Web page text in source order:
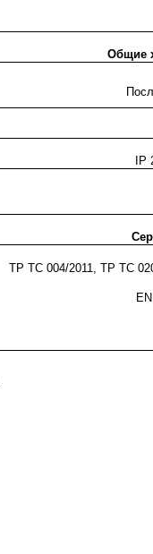
Общие
IP
ТР ТС 004/2011, ТР ТС